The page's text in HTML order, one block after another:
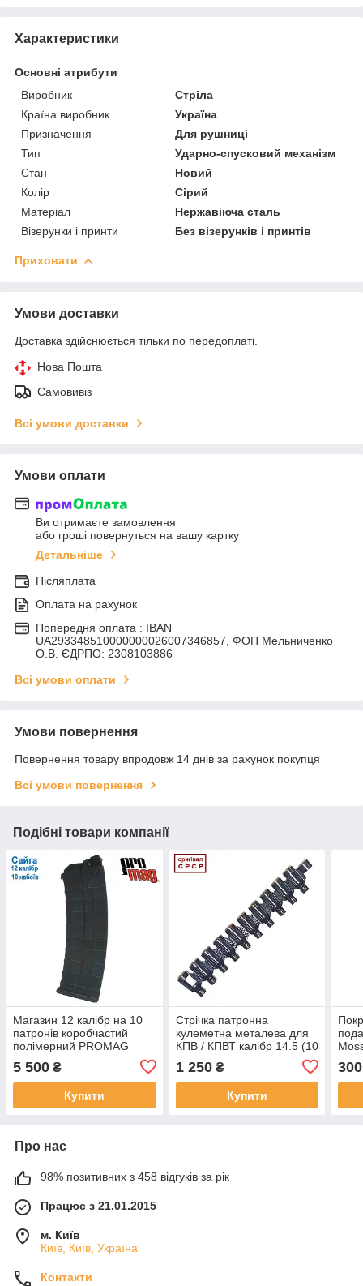
Характеристики
Основні атрибути
Виробник
Стріла
Країна виробник
Україна
Призначення
Для рушниці
Тип
Ударно-спусковий механізм
Стан
Новий
Колір
Сірий
Матеріал
Нержавіюча сталь
Візерунки і принти
Без візерунків і принтів
Приховати
Умови доставки
Доставка здійснюється тільки по передоплаті.
Нова Пошта
Самовивіз
Всі умови доставки
Умови оплати
Ви отримаєте замовлення
або гроші повернуться на вашу картку
Детальніше
Післяплата
Оплата на рахунок
Попередня оплата : IBAN
UA293348510000000026007346857, ФОП Мельниченко
О.В. ЄДРПО: 2308103886
Всі умови оплати
Умови повернення
Повернення товару впродовж 14 днів за рахунок покупця
Всі умови повернення
Подібні товари компанії
Магазин 12 калібр на 10
патронів коробчастий
полімерний PROMAG
5 500 ₴
Купити
Стрічка патронна
кулеметна металева для
КПВ / КПВТ калібр 14.5 (10
1 250₴
Купити
300
Про нас
98% позитивних з 458 відгуків за рік
Працює з 21.01.2015
м. Київ
Київ, Київ, Україна
Контакти